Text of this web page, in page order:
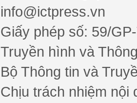
info@ictpress.vn
Giấy phép số: 59/
Truyền hình và
Bộ Thông tin và
Chịu trách nhiệm nội